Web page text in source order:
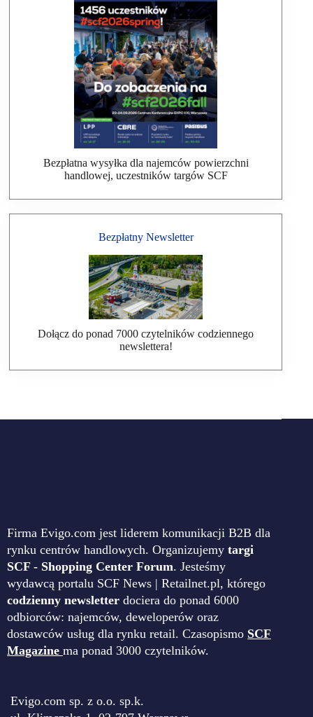
Bezpłatna wysyłka dla najemców powierzchni
handlowej, uczestników targów SCF
Bezpłatny Newsletter
Dołącz do ponad 7000 czytelników codziennego
newslettera!
Firma Evigo.com jest liderem komunikacji B2B dla
rynku centrów handlowych. Organizujemy targi
SCF - Shopping Center Forum. Jesteśmy
wydawcą portalu SCF News | Retailnet.pl, którego
codzienny newsletter dociera do ponad 6000
odbiorców: najemców, deweloperów oraz
dostawców usług dla rynku retail. Czasopismo SCF
Magazine ma ponad 3000 czytelników.
Evigo.com sp. z o.o. sp.k.